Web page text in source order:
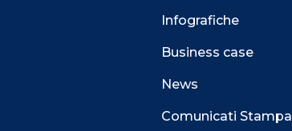
Infografiche
Business case
News
Comunicati Stampa